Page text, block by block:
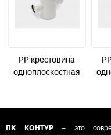
PP крестовина
одноплоскостная
D110х50х50/90°
ПК КОНТУР– это